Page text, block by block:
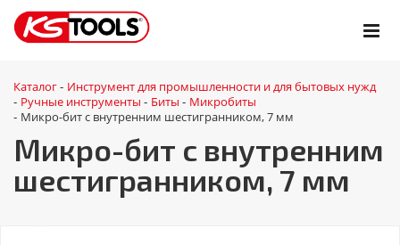
Каталог - Инструмент для промышленности и для бытовых нужд
- Ручные инструменты - Биты - Микробиты
- Микро-бит с внутренним шестигранником, 7 мм
Микро-бит с внутренним
шестигранником, 7 мм